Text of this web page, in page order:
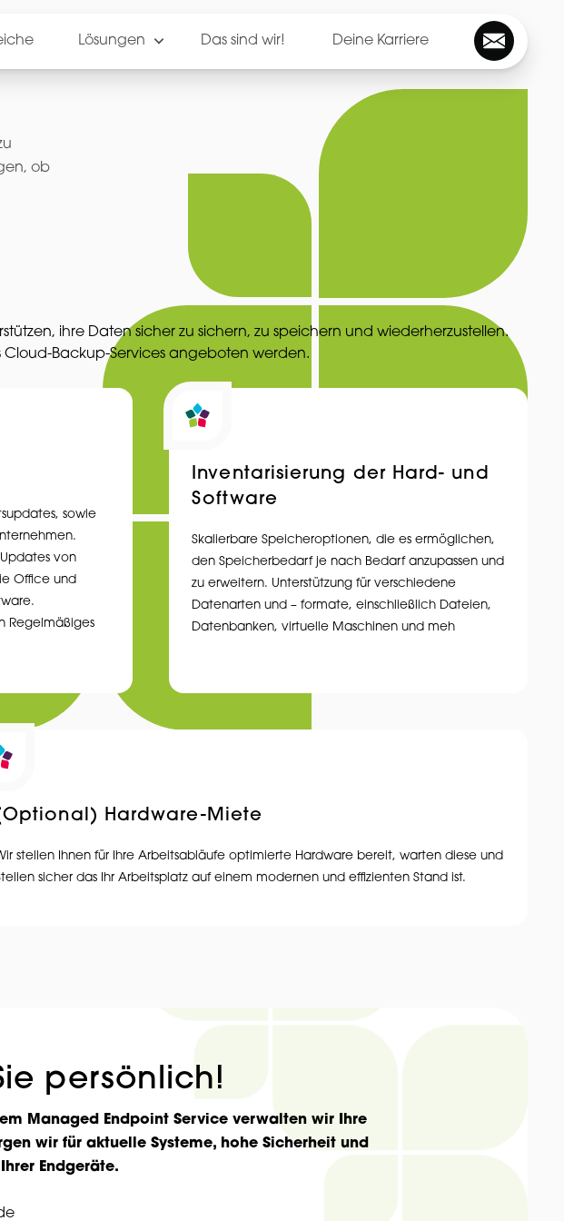
Lösungen Das sind wir! Deine Karriere
ob
ihre Daten sicher zu sichern, zu speichern und wiederherzustellen.
Cloud-Backup-Services angeboten werden.
sowie
von
Office und
Regelmäßiges
Inventarisierung der Hard- und
Software
Skalierbare Speicheroptionen, die es ermöglichen,
den Speicherbedarf je nach Bedarf anzupassen und
zu erweitern. Unterstützung für verschiedene
Datenarten und – formate, einschließlich Dateien,
Datenbanken, virtuelle Maschinen und meh
Hardware-Miete
stellen Ihnen für Ihre Arbeitsabläufe optimierte Hardware bereit, warten diese und
sicher das Ihr Arbeitsplatz auf einem modernen und effizienten Stand ist.
persönlich!
Managed Endpoint Service verwalten wir Ihre
wir für aktuelle Systeme, hohe Sicherheit und
Endgeräte.